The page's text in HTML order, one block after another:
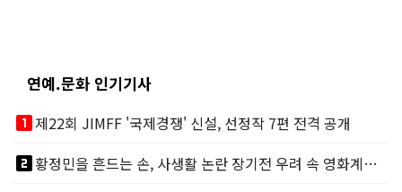
연예.문화 인기기사
looks_one제22회 JIMFF '국제경쟁' 신설, 선정작 7편 전격 공개
looks_two
황정민을 흔드는 손, 사생활 논란 장기전 우려 속 영화계도 리스크